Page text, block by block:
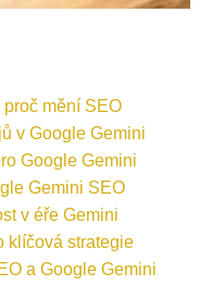
mění SEO
v Google Gemini
Google Gemini
Gemini SEO
v éře Gemini
klíčová strategie
a Google Gemini